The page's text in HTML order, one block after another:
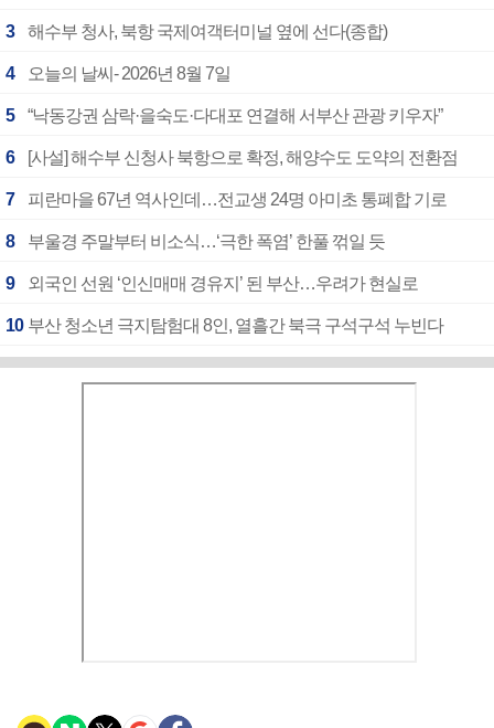
3 해수부 청사, 북항 국제여객터미널 옆에 선다(종합)
4 오늘의 날씨- 2026년 8월 7일
5 “낙동강권 삼락·을숙도·다대포 연결해 서부산 관광 키우자”
6 [사설] 해수부 신청사 북항으로 확정, 해양수도 도약의 전환점
7 피란마을 67년 역사인데…전교생 24명 아미초 통폐합 기로
8 부울경 주말부터 비소식…‘극한 폭염’ 한풀 꺾일 듯
9 외국인 선원 ‘인신매매 경유지’ 된 부산…우려가 현실로
10 부산 청소년 극지탐험대 8인, 열흘간 북극 구석구석 누빈다